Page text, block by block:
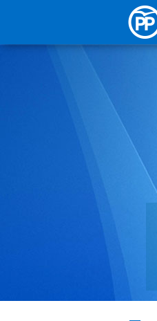
Pasar al contenido principal